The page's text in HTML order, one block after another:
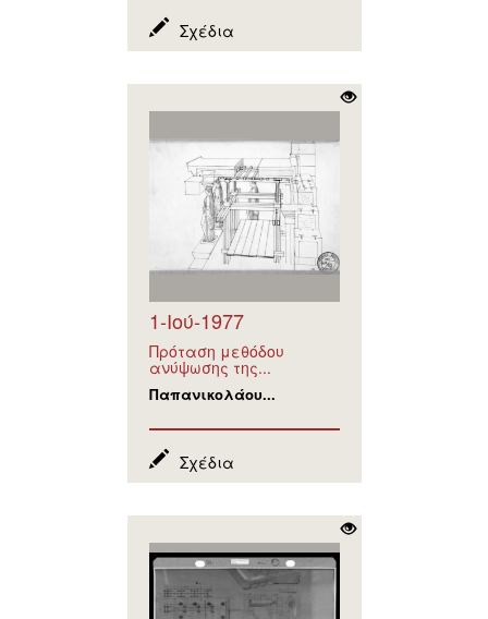
Σχέδια
1-Ιού-1977
Πρόταση μεθόδου
ανύψωσης της...
Παπανικολάου...
Σχέδια